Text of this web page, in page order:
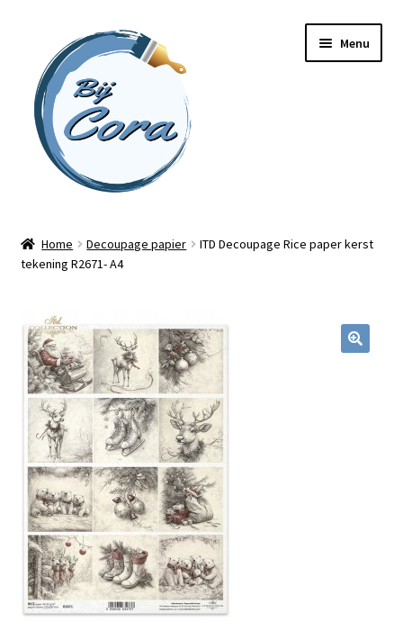
naar
navigatie
inhoud
Menu
Workshops
Online cursussen
Shop
Blog / DIY / Tutorials
Over mij
Contact
Home Decoupage papier
ITD Decoupage Rice paper kerst
tekening R2671- A4